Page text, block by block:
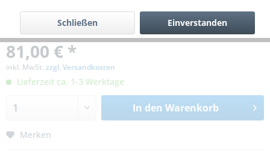
81,00 € *
inkl. MwSt. zzgl. Versandkosten
Lieferzeit ca. 1-3 Werktage
In den Warenkorb
Merken
Einverstanden
Schließen